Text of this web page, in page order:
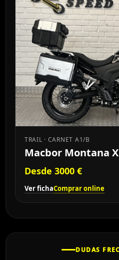
TRAIL · CARNET A1/B
Macbor Montana
Desde 3000 €
Ver fichaComprar online
DUDAS